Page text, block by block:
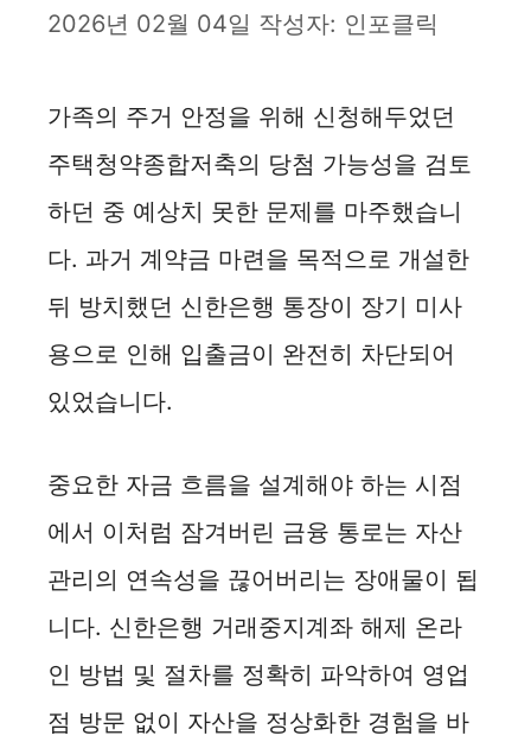
2026년 02월 04일 작성자: 인포클릭
가족의 주거 안정을 위해 신청해두었던
주택청약종합저축의 당첨 가능성을 검토
하던 중 예상치 못한 문제를 마주했습니
다. 과거 계약금 마련을 목적으로 개설한
뒤 방치했던 신한은행 통장이 장기 미사
용으로 인해 입출금이 완전히 차단되어
있었습니다.
중요한 자금 흐름을 설계해야 하는 시점
에서 이처럼 잠겨버린 금융 통로는 자산
관리의 연속성을 끊어버리는 장애물이 됩
니다. 신한은행 거래중지계좌 해제 온라
인 방법 및 절차를 정확히 파악하여 영업
점 방문 없이 자산을 정상화한 경험을 바